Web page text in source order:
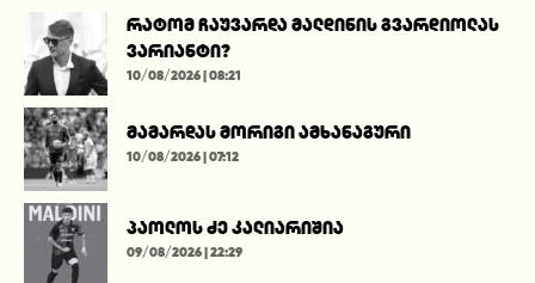
რატომ ჩაუვარდა მალდინის გვარდიოლას
ვარიანტი?
10/08/2026 | 08:21
მამარდას მორიგი ამხანაგური
10/08/2026 | 07:12
პაოლოს ძე კალიარიშია
09/08/2026 | 22:29